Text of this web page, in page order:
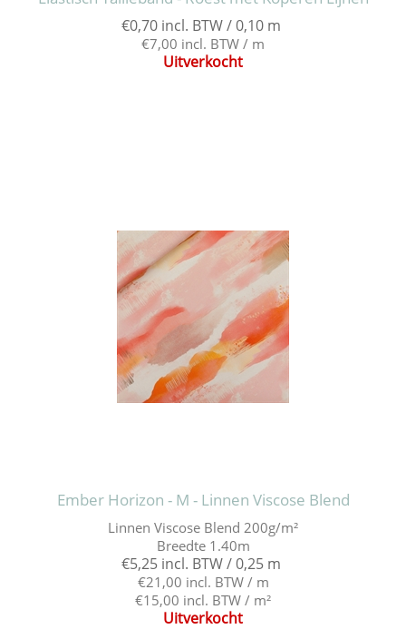
€0,70 incl. BTW / 0,10 m
€7,00 incl. BTW / m
Uitverkocht
Ember Horizon - M - Linnen Viscose Blend
Linnen Viscose Blend 200g/m²
Breedte 1.40m
€5,25 incl. BTW / 0,25 m
€21,00 incl. BTW / m
€15,00 incl. BTW / m²
Uitverkocht